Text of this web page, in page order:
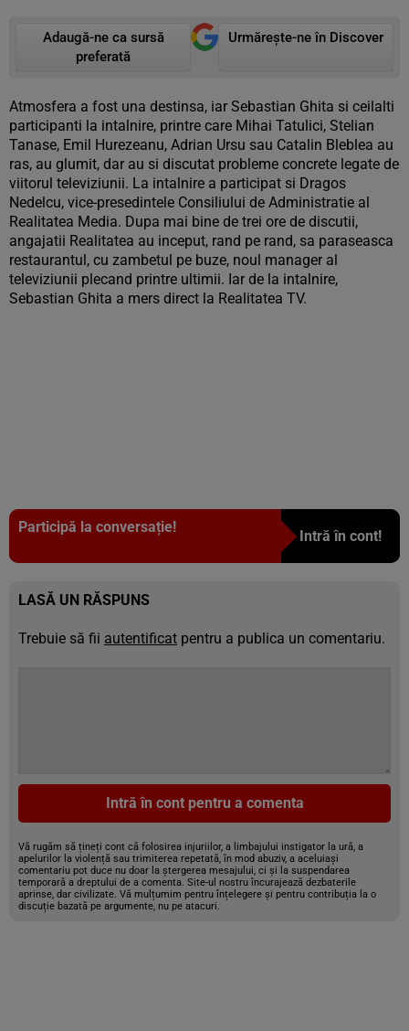
Adaugă-ne ca sursă
preferată
Urmărește-ne în Discover
Atmosfera a fost una destinsa, iar Sebastian Ghita si ceilalti
participanti la intalnire, printre care Mihai Tatulici, Stelian
Tanase, Emil Hurezeanu, Adrian Ursu sau Catalin Bleblea au
ras, au glumit, dar au si discutat probleme concrete legate de
viitorul televiziunii. La intalnire a participat si Dragos
Nedelcu, vice-presedintele Consiliului de Administratie al
Realitatea Media. Dupa mai bine de trei ore de discutii,
angajatii Realitatea au inceput, rand pe rand, sa paraseasca
restaurantul, cu zambetul pe buze, noul manager al
televiziunii plecand printre ultimii. Iar de la intalnire,
Sebastian Ghita a mers direct la Realitatea TV.
Participă la conversație!
Intră în cont!
LASĂ UN RĂSPUNS
Trebuie să fii autentificat pentru a publica un comentariu.
Intră în cont pentru a comenta
Vă rugăm să țineți cont că folosirea injuriilor, a limbajului instigator la ură, a
apelurilor la violență sau trimiterea repetată, în mod abuziv, a aceluiași
comentariu pot duce nu doar la ștergerea mesajului, ci și la suspendarea
temporară a dreptului de a comenta. Site-ul nostru încurajează dezbaterile
aprinse, dar civilizate. Vă mulțumim pentru înțelegere și pentru contribuția la o
discuție bazată pe argumente, nu pe atacuri.